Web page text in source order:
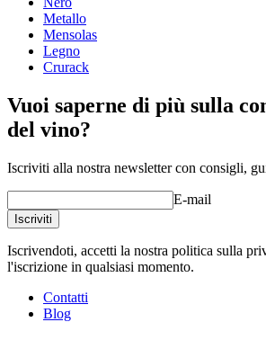
Profondità (cm)
Peso (kg)
Metallo
Mensolas
Legno
Crurack
Vuoi saperne di più sulla
del vino?
Iscriviti alla nostra newsletter con consigli,
E-mail
Iscriviti
Iscrivendoti, accetti la nostra politica sulla
l'iscrizione in qualsiasi momento.
Contatti
Blog